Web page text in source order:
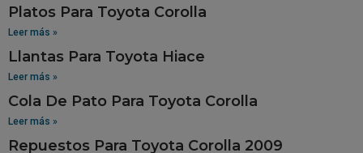
Platos Para Toyota Corolla
Leer más »
Llantas Para Toyota Hiace
Leer más »
Cola De Pato Para Toyota Corolla
Leer más »
Repuestos Para Toyota Corolla 2009